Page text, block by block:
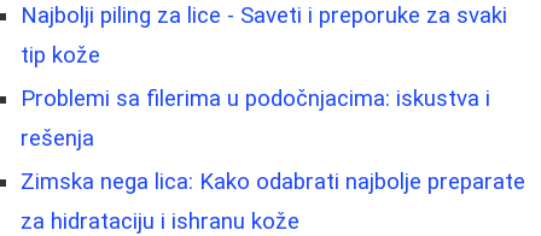
Najbolji piling za lice - Saveti i preporuke za svaki
tip kože
Problemi sa filerima u podočnjacima: iskustva i
rešenja
Zimska nega lica: Kako odabrati najbolje preparate
za hidrataciju i ishranu kože